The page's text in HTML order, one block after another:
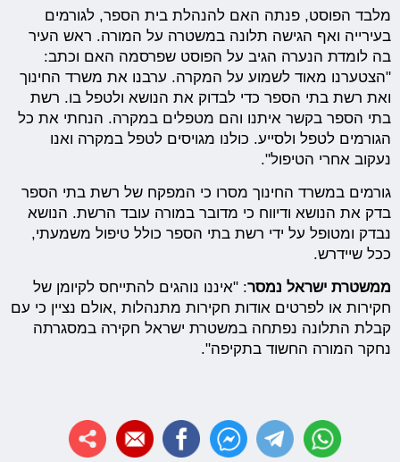
מלבד הפוסט, פנתה האם להנהלת בית הספר, לגורמים
בעירייה ואף הגישה תלונה במשטרה על המורה. ראש העיר
בה לומדת הנערה הגיב על הפוסט שפרסמה האם וכתב:
"הצטערנו מאוד לשמוע על המקרה. ערבנו את משרד החינוך
ואת רשת בתי הספר כדי לבדוק את הנושא ולטפל בו. רשת
בתי הספר בקשר איתנו והם מטפלים במקרה. הנחתי את כל
הגורמים לטפל ולסייע. כולנו מגויסים לטפל במקרה ואנו
נעקוב אחרי הטיפול".
גורמים במשרד החינוך מסרו כי המפקח של רשת בתי הספר
בדק את הנושא ודיווח כי מדובר במורה עובד הרשת. הנושא
נבדק ומטופל על ידי רשת בתי הספר כולל טיפול משמעתי,
ככל שיידרש.
ממשטרת ישראל נמסר: "איננו נוהגים להתייחס לקיומן של
חקירות או לפרטים אודות חקירות מתנהלות ,אולם נציין כי עם
קבלת התלונה נפתחה במשטרת ישראל חקירה במסגרתה
נחקר המורה החשוד בתקיפה".